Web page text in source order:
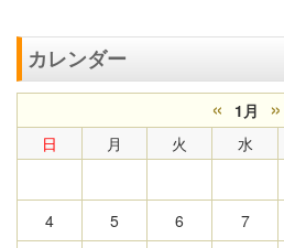
カレンダー
« 1月 »
日 月 火 水
4
5 6 7